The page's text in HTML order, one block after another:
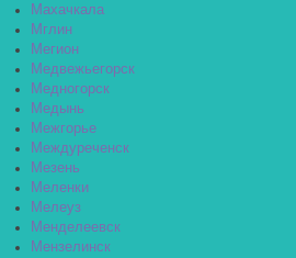
Махачкала
Мглин
Мегион
Медвежьегорск
Медногорск
Медынь
Межгорье
Междуреченск
Мезень
Меленки
Мелеуз
Менделеевск
Мензелинск